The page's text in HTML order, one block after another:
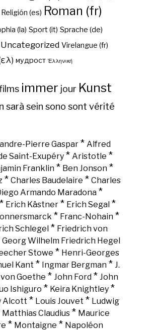
Religión (es) Roman (fr)
(la) Sport (it) Sprache (de)
Uncategorized Virelangue (fr)
мудрост Ἑλληνική
immer jour Kunst
sarà sein sono sont vérité
Pierre Gaspar* Alfred
Saint-Exupéry * Aristotle *
Franklin * Ben Jonson *
* Charles Baudelaire * Charles
Armando Maradona *
* Erich Kästner * Erich Segal *
* Franc-Nohain *
Schlegel * Friedrich von
Georg Wilhelm Friedrich Hegel
Stowe * Henri-Georges
Kant * Ingmar Bergman* J.
Goethe * John Ford * John
Ishiguro * Keira Knightley*
Alcott * Louis Jouvet * Ludwig
Matthias Claudius* Maurice
* Montaigne * Napoléon